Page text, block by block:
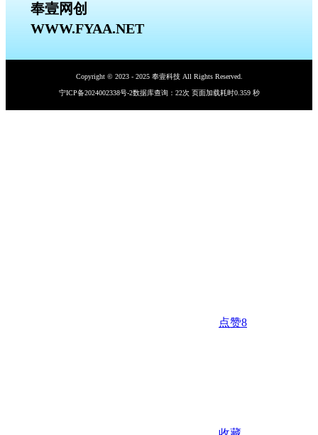
奉壹网创
WWW.FYAA.NET
Copyright © 2023 - 2025 奉壹科技 All Rights Reserved.
宁ICP备2024002338号-2数据库查询：22次 页面加载耗时0.359 秒
点赞8